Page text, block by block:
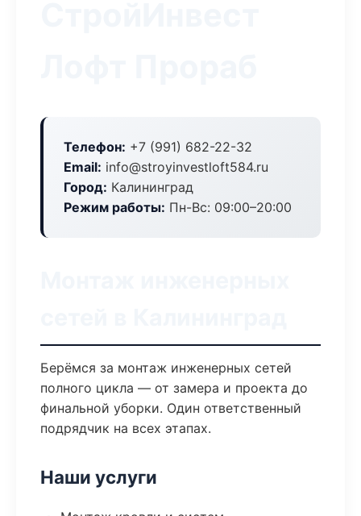
Телефон: +7 (991) 682-22-32
Email: info@stroyinvestloft584.ru
Город: Калининград
Режим работы: Пн-Вс: 09:00–20:00
Берёмся за монтаж инженерных сетей
полного цикла — от замера и проекта до
финальной уборки. Один ответственный
подрядчик на всех этапах.
Наши услуги